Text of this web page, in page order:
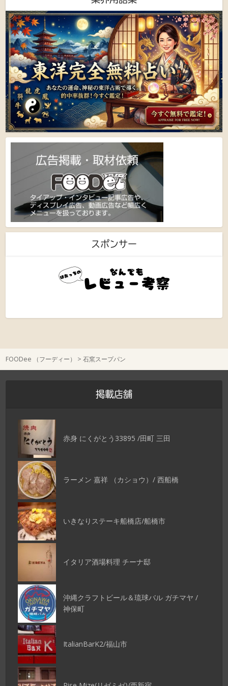
スポンサー
FOODee （フーディー） >石窯スープパン
掲載店舗
赤身 にくがとう33895 /田町 三田
ラーメン 嘉祥 （カショウ）/ 西船橋
いきなりステーキ船橋店/船橋市
イタリア酒場料理 チーナ邸
沖縄クラフトビール＆琉球バル ガチマヤ /
神保町
ItalianBarK2/福山市